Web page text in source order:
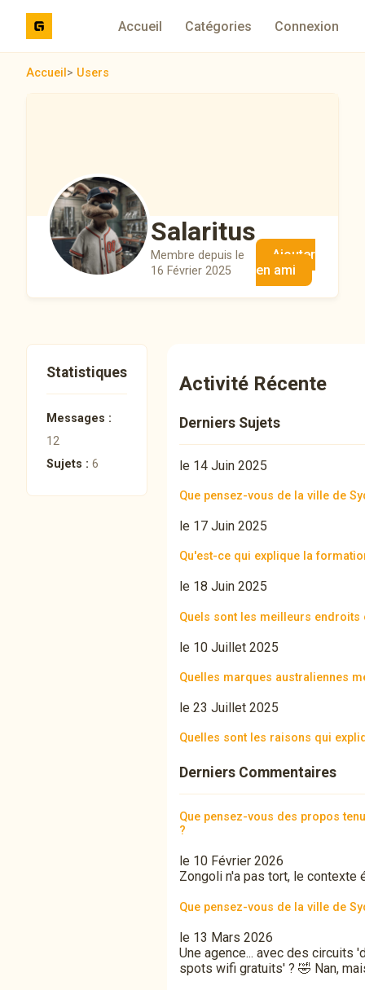
Accueil Catégories Connexion
Accueil > Users
Salaritus
Membre depuis le
16 Février 2025
Ajouter
en ami
Statistiques
Messages :
12
Sujets : 6
Activité Récente
Derniers Sujets
le 14 Juin 2025
Que pensez-vous de la ville de
le 17 Juin 2025
Qu'est-ce qui explique la
le 18 Juin 2025
Quels sont les meilleurs endroits
le 10 Juillet 2025
Quelles marques australiennes
le 23 Juillet 2025
Quelles sont les raisons qui
Derniers Commentaires
Que pensez-vous des propos
?
le 10 Février 2026
Zongoli n'a pas tort, le contexte
Que pensez-vous de la ville de
le 13 Mars 2026
Une agence... avec des circuits
spots wifi gratuits' ? 🤣 Nan,